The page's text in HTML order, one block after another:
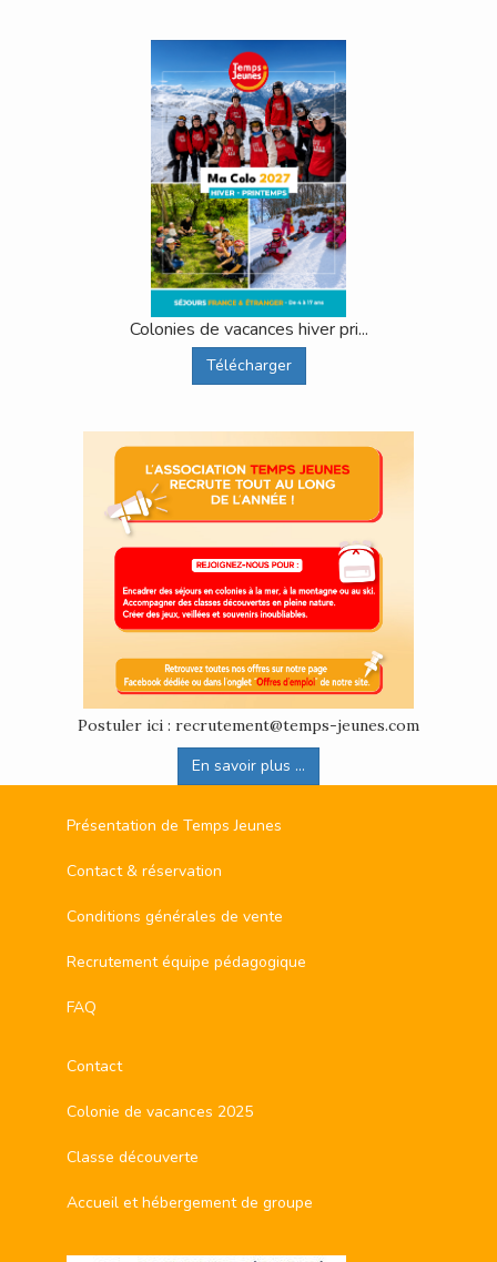
Colonies de vacances hiver pri...
Télécharger
Postuler ici : recrutement@temps-jeunes.com
En savoir plus ...
Présentation de Temps Jeunes
Contact & réservation
Conditions générales de vente
Recrutement équipe pédagogique
FAQ
Contact
Colonie de vacances 2025
Classe découverte
Accueil et hébergement de groupe